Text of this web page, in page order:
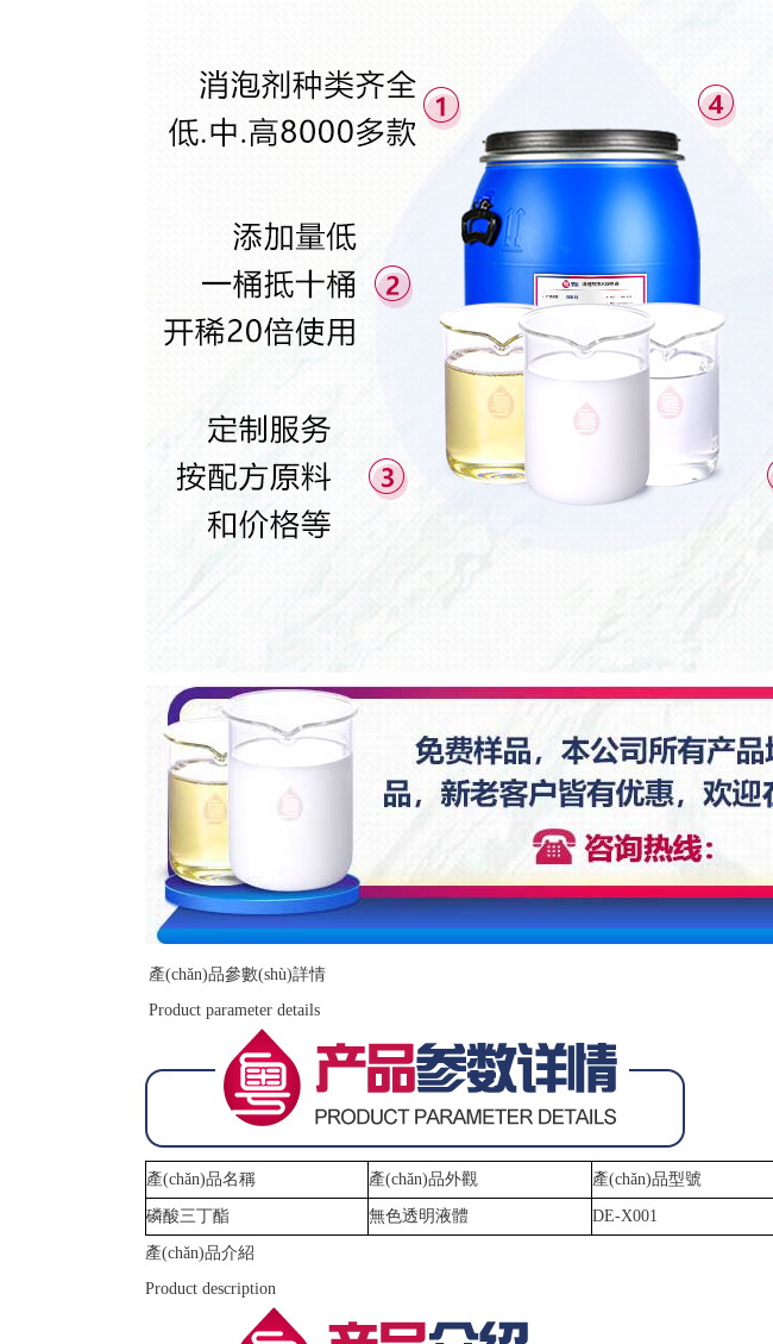
產(chǎn)品參數(shù)詳情
Product parameter details
產(chǎn)品名稱 產(chǎn)品外觀 產(chǎn)品型號
磷酸三丁酯 無色透明液體 DE-X001
產(chǎn)品介紹
Product description